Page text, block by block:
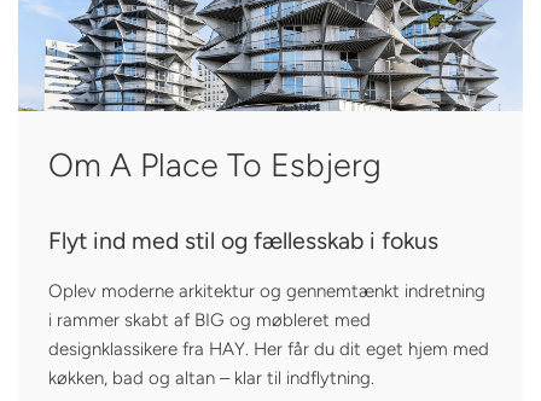
Om A Place To Esbjerg
Flyt ind med stil og fællesskab i fokus
Oplev moderne arkitektur og gennemtænkt indretning
i rammer skabt af BIG og møbleret med
designklassikere fra HAY. Her får du dit eget hjem med
køkken, bad og altan – klar til indflytning.